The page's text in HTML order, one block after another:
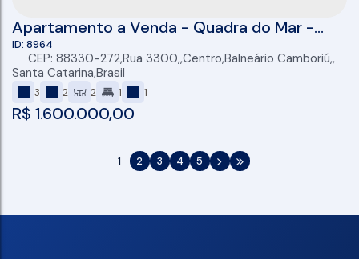
Apartamento a Venda - Quadra do Mar -
Balneário Camboriú - 3 Dormitórios - Sacada
- Garagem Privativa
R$ 1.600.000,00
8964
CEP: 88330-272,Rua 3300 ,Centro,Balneário Camboriú ,
Santa Catarina,Brasil
3 2 2 1 1
1 2 3 4 5